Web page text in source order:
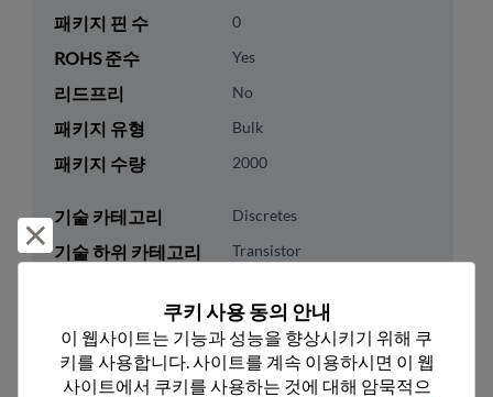
패키지 핀 수 0
ROHS 준수 Yes
리드프리 No
패키지 유형 Bulk
패키지 수량 2000
기술 카테고리 Discretes
기술 하위 카테고리 Transistor
미국 HTS 코드 8541.29.0055
ECCN EAR99
거부 및 닫기
쿠키 사용 동의 안내
이 웹사이트는 기능과 성능을 향상시키기 위해 쿠
키를 사용합니다. 사이트를 계속 이용하시면 이 웹
사이트에서 쿠키를 사용하는 것에 대해 암묵적으